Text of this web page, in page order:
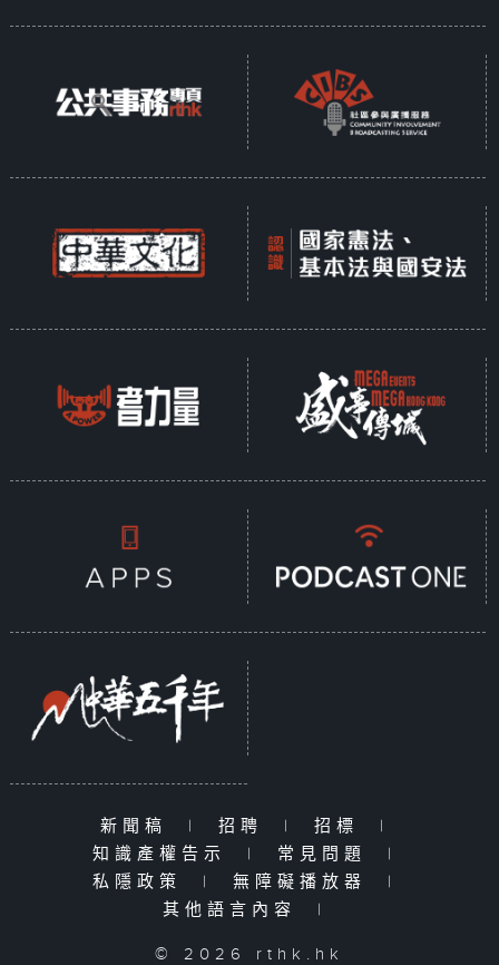
新聞稿 | 招聘 | 招標
|
知識產權告示
| 常見問題
|
私隱政策
| 無障礙播放器
|
其他語言內容
|
© 2026 rthk.hk